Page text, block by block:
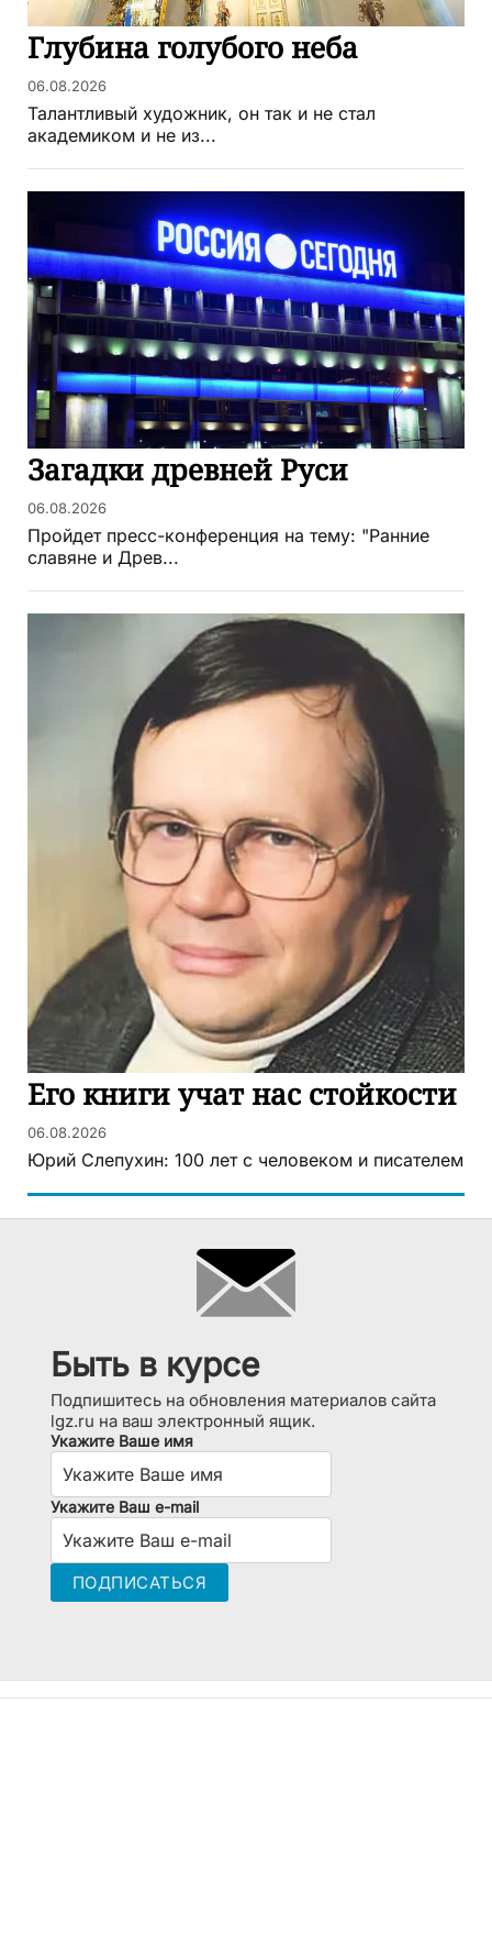
Глубина голубого неба
06.08.2026
Талантливый художник, он так и не стал
академиком и не из...
Загадки древней Руси
06.08.2026
Пройдет пресс-конференция на тему: "Ранние
славяне и Древ...
Его книги учат нас стойкости
06.08.2026
Юрий Слепухин: 100 лет с человеком и писателем
Быть в курсе
Подпишитесь на обновления материалов сайта
lgz.ru на ваш электронный ящик.
Укажите Ваше имя
Укажите Ваш e-mail